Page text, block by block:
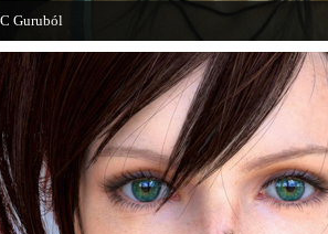
Guruból
több oldalon olvashatunk az új Tomb Raiderről, mely
online is közzétettek.